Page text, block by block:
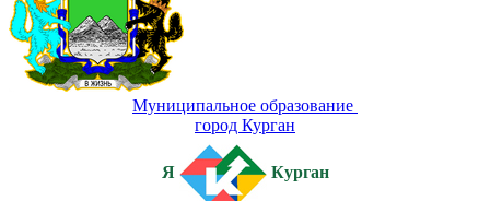
Муниципальное образование
город Курган
Я Курган